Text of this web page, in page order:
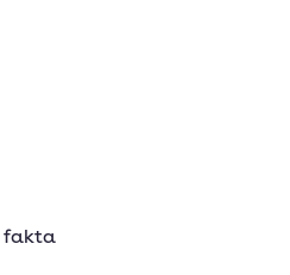
fakta